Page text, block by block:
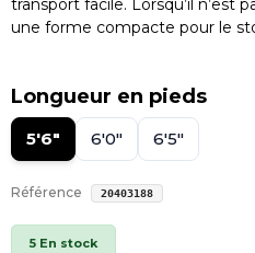
transport facile. Lorsqu’il n’est
une forme compacte pour le
Longueur en pieds
5'6" 6'0" 6'5"
Référence 20403188
5 En stock